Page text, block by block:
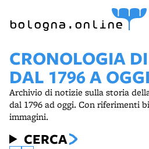
bologna.online
CRONOLOGIA
DAL 1796 A OGGI
Archivio di notizie sulla storia
dal 1796 ad oggi. Con riferimenti
immagini.
CERCA